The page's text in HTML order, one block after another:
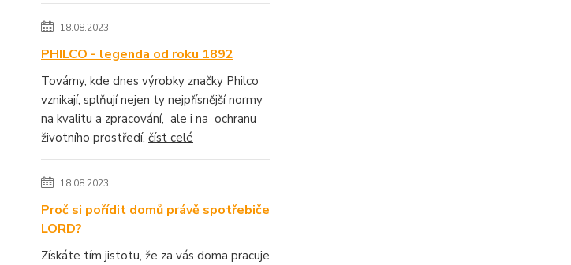
18.08.2023
PHILCO - legenda od roku 1892
Továrny, kde dnes výrobky značky Philco
vznikají, splňují nejen ty nejpřísnější normy
na kvalitu a zpracování, ale i na ochranu
životního prostředí. číst celé
18.08.2023
Proč si pořídit domů právě spotřebiče
LORD?
Získáte tím jistotu, že za vás doma pracuje